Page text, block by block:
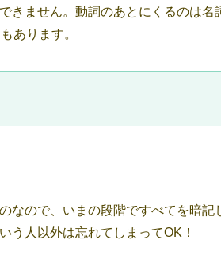
ません。動詞のあとにくるのは名
あります。
なので、いまの段階ですべてを暗記
う人以外は忘れてしまってOK！